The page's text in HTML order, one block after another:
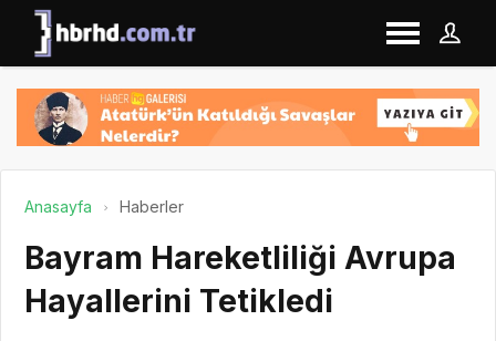
Anasayfa Haberler
Bayram Hareketliliği Avrupa
Hayallerini Tetikledi